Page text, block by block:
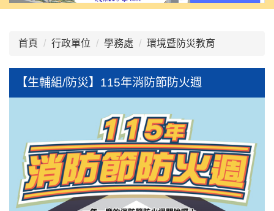
首頁 行政單位 學務處 環境暨防災教育
【生輔組/防災】115年消防節防火週